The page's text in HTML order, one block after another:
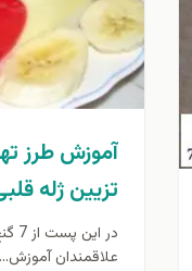
آموزش طرز
تزيين ژله
علاقمندان آموزش...